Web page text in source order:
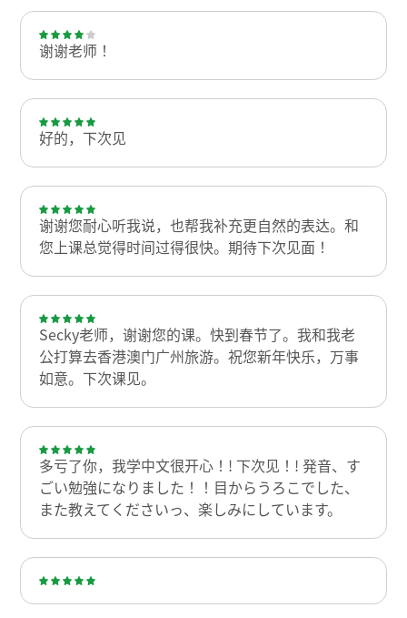
谢谢老师！
好的，下次见
谢谢您耐心听我说，也帮我补充更自然的表达。和
您上课总觉得时间过得很快。期待下次见面！
Secky老师，谢谢您的课。快到春节了。我和我老
公打算去香港澳门广州旅游。祝您新年快乐，万事
如意。下次课见。
多亏了你，我学中文很开心！! 下次见！! 発音、す
ごい勉強になりました！！目からうろこでした、
また教えてくださいっ、楽しみにしています。